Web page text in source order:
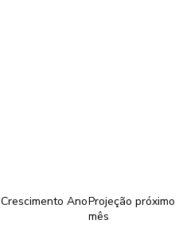
Crescimento AnoProjeção próximo
mês